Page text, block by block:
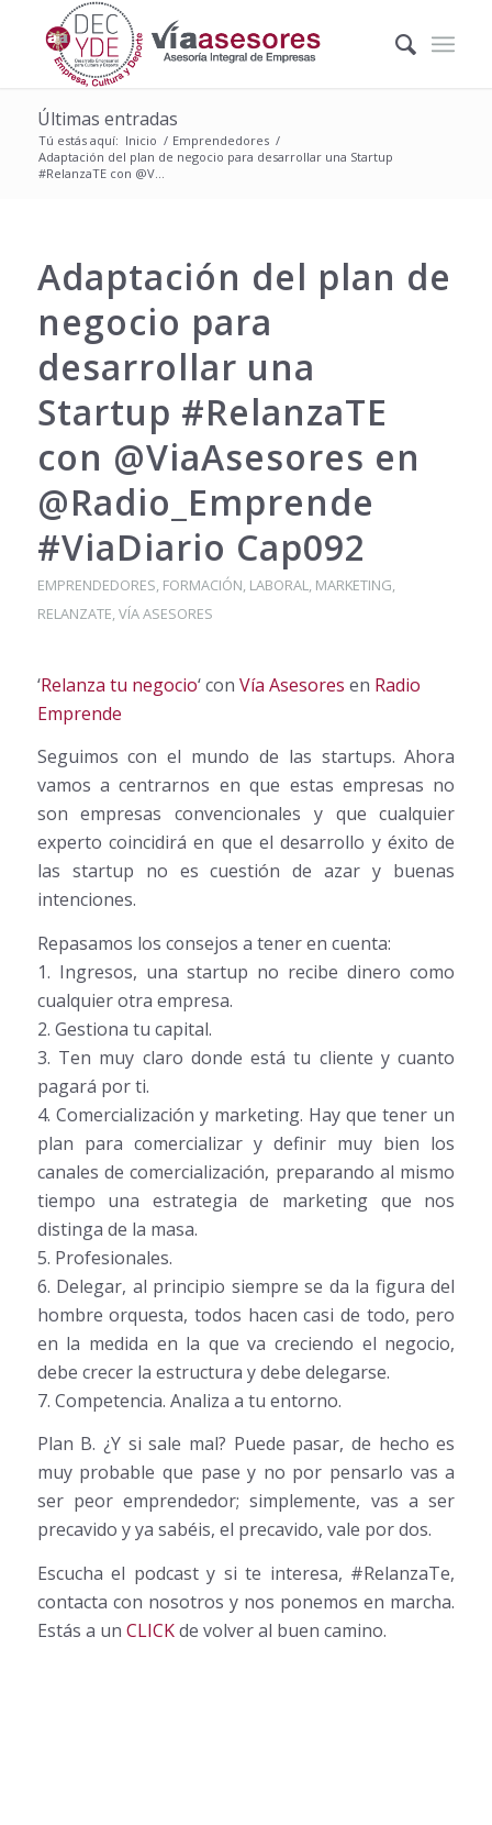
Últimas entradas
Tú estás aquí: Inicio / Emprendedores /
Adaptación del plan de negocio para desarrollar una Startup
‪#‎RelanzaTE‬ con @V...
Adaptación del plan de
negocio para
desarrollar una
Startup ‪#‎RelanzaTE‬
con @ViaAsesores en
@Radio_Emprende
#ViaDiario Cap092
EMPRENDEDORES, FORMACIÓN, LABORAL, MARKETING,
RELANZATE,VÍA ASESORES
‘Relanza tu negocio‘ con Vía Asesores en Radio
Emprende
Seguimos con el mundo de las startups. Ahora
vamos a centrarnos en que estas empresas no
son empresas convencionales y que cualquier
experto coincidirá en que el desarrollo y éxito de
las startup no es cuestión de azar y buenas
intenciones.
Repasamos los consejos a tener en cuenta:
1. Ingresos, una startup no recibe dinero como
cualquier otra empresa.
2. Gestiona tu capital.
3. Ten muy claro donde está tu cliente y cuanto
pagará por ti.
4. Comercialización y marketing. Hay que tener un
plan para comercializar y definir muy bien los
canales de comercialización, preparando al mismo
tiempo una estrategia de marketing que nos
distinga de la masa.
5. Profesionales.
6. Delegar, al principio siempre se da la figura del
hombre orquesta, todos hacen casi de todo, pero
en la medida en la que va creciendo el negocio,
debe crecer la estructura y debe delegarse.
7. Competencia. Analiza a tu entorno.
Plan B. ¿Y si sale mal? Puede pasar, de hecho es
muy probable que pase y no por pensarlo vas a
ser peor emprendedor; simplemente, vas a ser
precavido y ya sabéis, el precavido, vale por dos.
Escucha el podcast y si te interesa, #RelanzaTe,
contacta con nosotros y nos ponemos en marcha.
Estás a un CLICKde volver al buen camino.